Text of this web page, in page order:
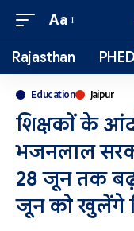
Aa
Rajasthan PHED
Education Jaipur
शिक्षकों के
भजनलाल
28 जून तक
जून को खुलेंगे